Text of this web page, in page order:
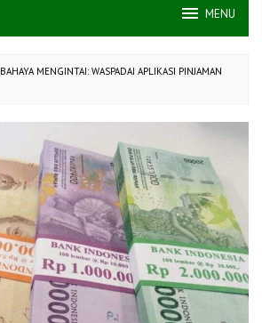
MENU
BAHAYA MENGINTAI: WASPADAI APLIKASI PINJAMAN